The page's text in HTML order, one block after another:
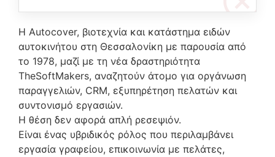
Η Autocover, βιοτεχνία και κατάστημα ειδών
αυτοκινήτου στη Θεσσαλονίκη με παρουσία από
το 1978, μαζί με τη νέα δραστηριότητα
TheSoftMakers, αναζητούν άτομο για οργάνωση
παραγγελιών, CRM, εξυπηρέτηση πελατών και
συντονισμό εργασιών.
Η θέση δεν αφορά απλή ρεσεψιόν.
Είναι ένας υβριδικός ρόλος που περιλαμβάνει
εργασία γραφείου, επικοινωνία με πελάτες,